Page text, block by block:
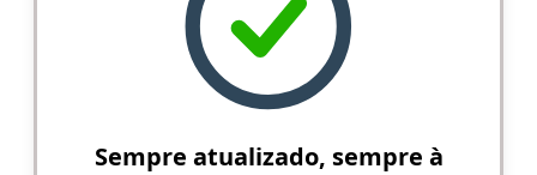
Sempre atualizado, sempre à